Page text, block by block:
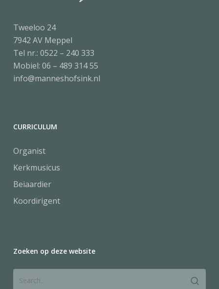
Tweeloo 24
7942 AV Meppel
Tel nr.: 0522 – 240 333
Mobiel: 06 – 489 314 55
info@manneshofsink.nl
CURRICULUM
Organist
Kerkmusicus
Beiaardier
Koordirigent
Zoeken op deze website